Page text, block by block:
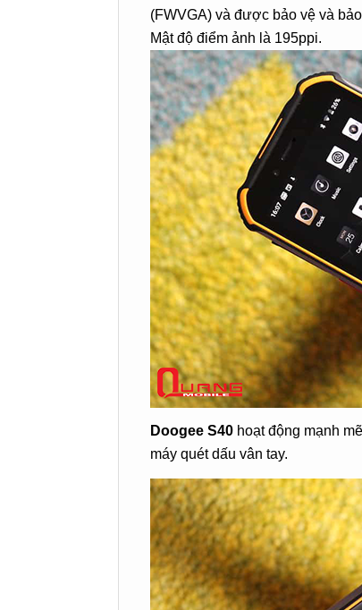
(FWVGA) và được bảo vệ và
Mật độ điểm ảnh là 195ppi.
Doogee S40 hoạt động mạnh
máy quét dấu vân tay.